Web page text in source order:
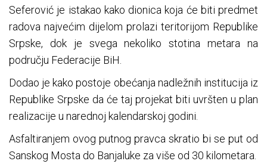
Seferović je istakao kako dionica koja će biti predmet
radova najvećim dijelom prolazi teritorijom Republike
Srpske, dok je svega nekoliko stotina metara na
području Federacije BiH.
Dodao je kako postoje obećanja nadležnih institucija iz
Republike Srpske da će taj projekat biti uvršten u plan
realizacije u narednoj kalendarskoj godini.
Asfaltiranjem ovog putnog pravca skratio bi se put od
Sanskog Mosta do Banjaluke za više od 30 kilometara.